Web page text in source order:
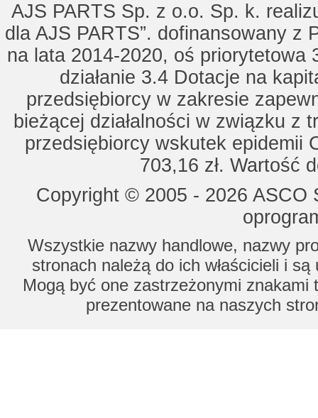
AJS PARTS Sp. z o.o. Sp. k.
dla AJS PARTS”. dofinansowany z
na lata 2014-2020, oś priorytetowa
działanie 3.4 Dotacje na
przedsiębiorcy w zakresie
bieżącej działalności w związku z
przedsiębiorcy wskutek epidemii
703,16 zł. Wartość
Copyright © 2005 - 2026
Wszystkie nazwy handlowe, nazwy
stronach należą do ich właścicieli i
Mogą być one zastrzeżonymi znakami
prezentowane na naszych